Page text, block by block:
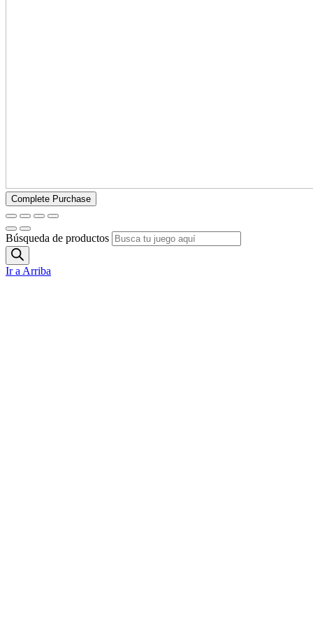
Búsqueda de productos
Ir a Arriba